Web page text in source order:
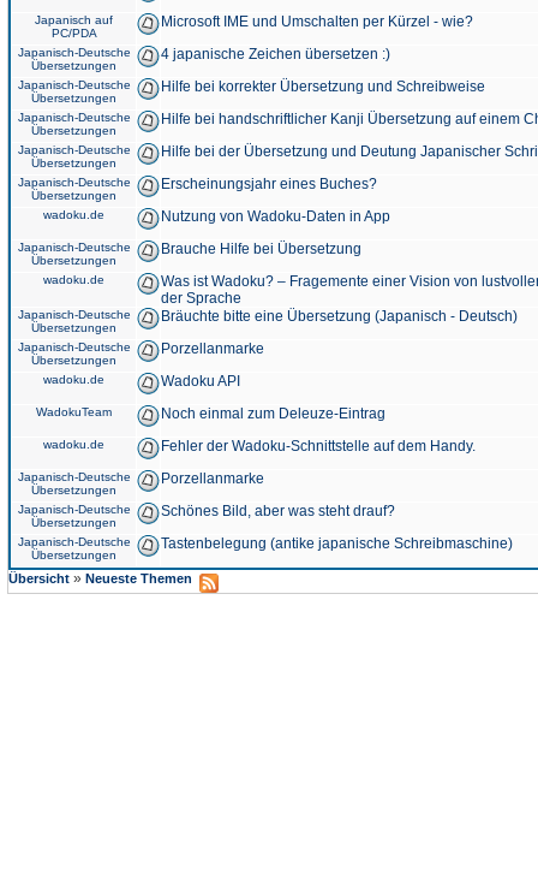
Japanisch auf
PC/PDA
Microsoft IME und Umschalten per Kürzel - wie?
Japanisch-Deutsche
Übersetzungen
4 japanische Zeichen übersetzen :)
Japanisch-Deutsche
Übersetzungen
Hilfe bei korrekter Übersetzung und Schreibweise
Japanisch-Deutsche
Übersetzungen
Hilfe bei handschriftlicher Kanji Übersetzung auf einem
Japanisch-Deutsche
Übersetzungen
Hilfe bei der Übersetzung und Deutung Japanischer
Japanisch-Deutsche
Übersetzungen
Erscheinungsjahr eines Buches?
wadoku.de Nutzung von Wadoku-Daten in App
Japanisch-Deutsche
Übersetzungen
Brauche Hilfe bei Übersetzung
wadoku.de
Was ist Wadoku? – Fragemente einer Vision von
der Sprache
Japanisch-Deutsche
Übersetzungen
Bräuchte bitte eine Übersetzung (Japanisch - Deutsch)
Japanisch-Deutsche
Übersetzungen
Porzellanmarke
wadoku.de Wadoku API
WadokuTeam Noch einmal zum Deleuze-Eintrag
wadoku.de Fehler der Wadoku-Schnittstelle auf dem Handy.
Japanisch-Deutsche
Übersetzungen
Porzellanmarke
Japanisch-Deutsche
Übersetzungen
Schönes Bild, aber was steht drauf?
Japanisch-Deutsche
Übersetzungen
Tastenbelegung (antike japanische Schreibmaschine)
Übersicht » Neueste Themen